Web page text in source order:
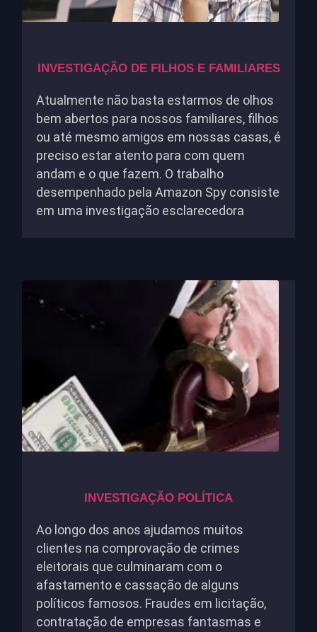
INVESTIGAÇÃO DE FILHOS E FAMILIARES
Atualmente não basta estarmos de olhos
bem abertos para nossos familiares, filhos
ou até mesmo amigos em nossas casas, é
preciso estar atento para com quem
andam e o que fazem. O trabalho
desempenhado pela Amazon Spy consiste
em uma investigação esclarecedora
INVESTIGAÇÃO POLÍTICA
Ao longo dos anos ajudamos muitos
clientes na comprovação de crimes
eleitorais que culminaram com o
afastamento e cassação de alguns
políticos famosos. Fraudes em licitação,
contratação de empresas fantasmas e